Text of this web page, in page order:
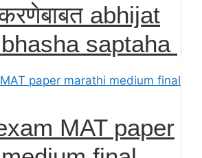
abhijat
saptaha
MAT paper